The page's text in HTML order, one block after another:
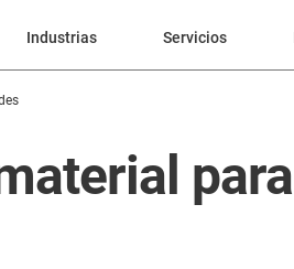
Industrias Servicios